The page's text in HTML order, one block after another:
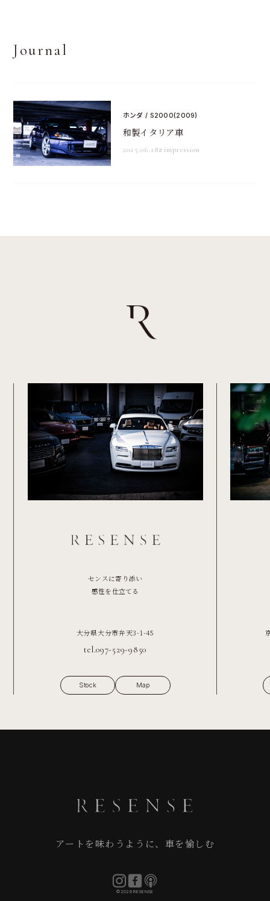
Journal
ホンダ / S2000(2009)
和製イタリア車
2025.06.18#impression
センスに寄り添い
感性を仕立てる
大分県大分市弁天3-1-45
tel.097-529-9850
Stock Map
アートを味わうように、車を愉しむ
©2026 RESENSE